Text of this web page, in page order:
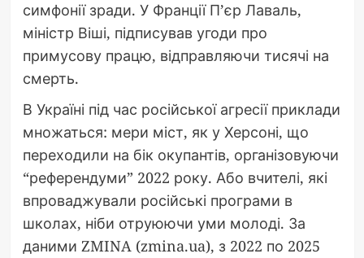
симфонії зради. У Франції П’єр Лаваль,
міністр Віші, підписував угоди про
примусову працю, відправляючи тисячі на
смерть.
В Україні під час російської агресії приклади
множаться: мери міст, як у Херсоні, що
переходили на бік окупантів, організовуючи
“референдуми” 2022 року. Або вчителі, які
впроваджували російські програми в
школах, ніби отруюючи уми молоді. За
даними ZMINA (zmina.ua), з 2022 по 2025